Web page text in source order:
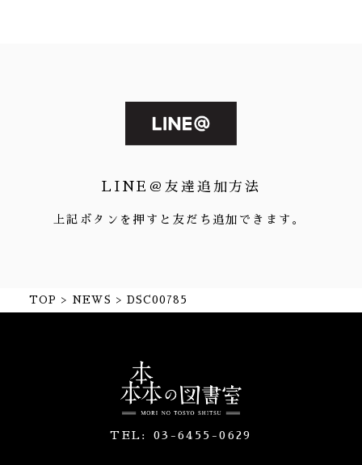
LINE＠友達追加方法
上記ボタンを押すと友だち追加できます。
TOP NEWS DSC00785
TEL: 03-6455-0629